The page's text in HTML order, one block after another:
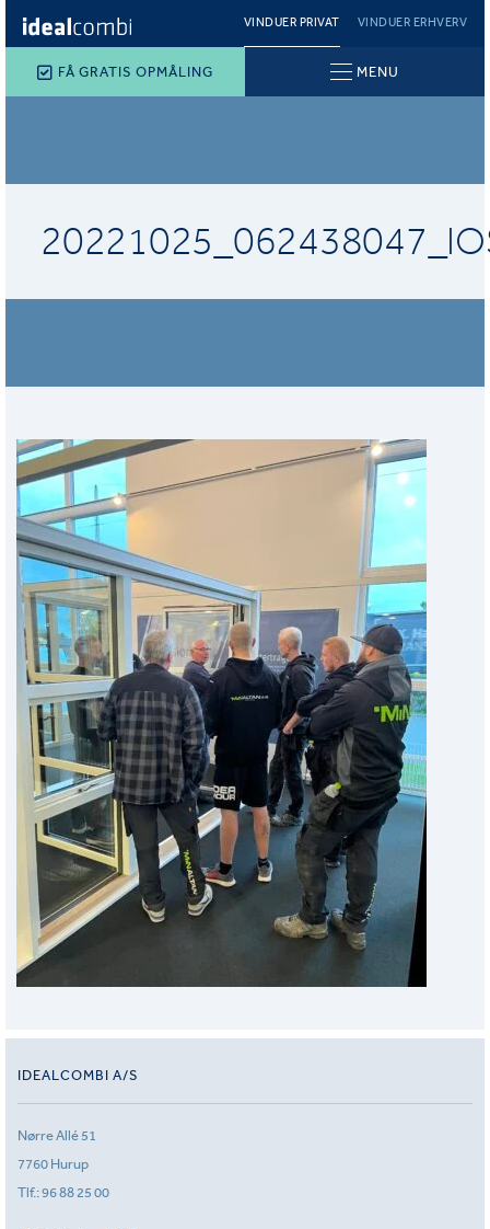
VINDUER PRIVAT VINDUER ERHVERV
FÅ GRATIS OPMÅLING MENU
IDEALCOMBI A/S
Nørre Allé 51
7760 Hurup
Tlf.:96 88 25 00